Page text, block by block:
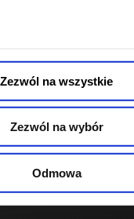
Zezwól na wszystkie
Zezwól na wybór
Odmowa
POLITYKA